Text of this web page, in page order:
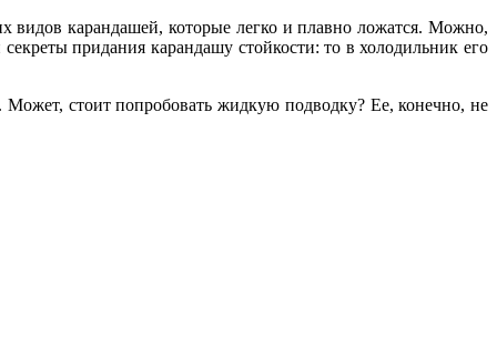
видов карандашей, которые легко и плавно ложатся. Можно,
придания карандашу стойкости: то в холодильник его
стоит попробовать жидкую подводку? Ее, конечно, не